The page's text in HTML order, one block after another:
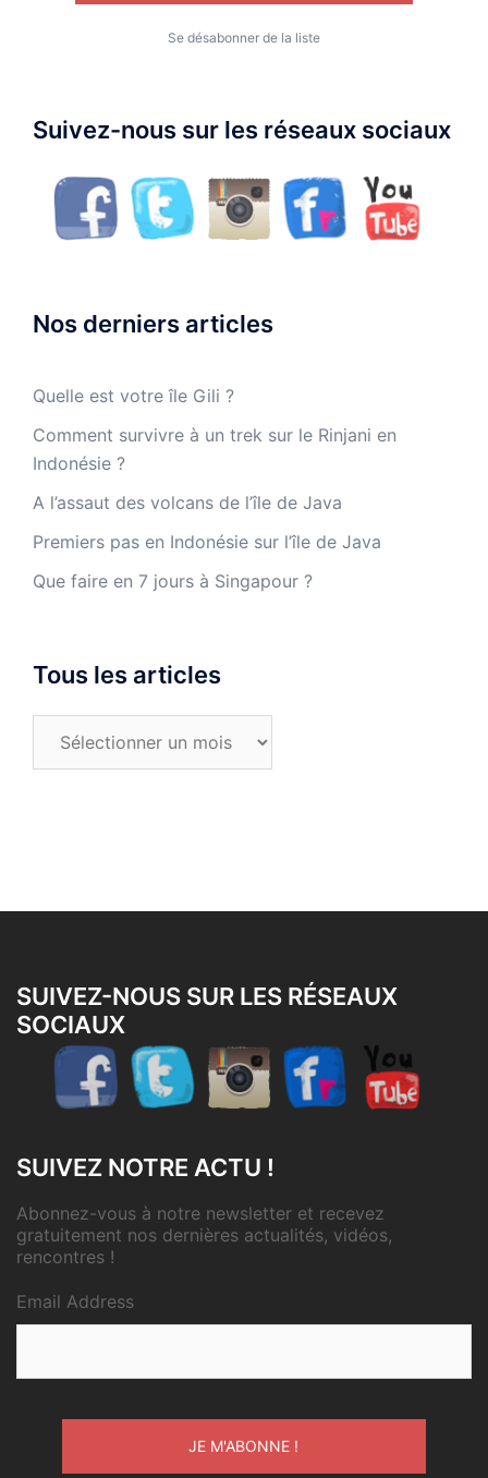
Se désabonner de la liste
Suivez-nous sur les réseaux sociaux
Nos derniers articles
Quelle est votre île Gili ?
Comment survivre à un trek sur le Rinjani en
Indonésie ?
A l’assaut des volcans de l’île de Java
Premiers pas en Indonésie sur l’île de Java
Que faire en 7 jours à Singapour ?
Tous les articles
SUIVEZ-NOUS SUR LES RÉSEAUX
SOCIAUX
SUIVEZ NOTRE ACTU !
Abonnez-vous à notre newsletter et recevez
gratuitement nos dernières actualités, vidéos,
rencontres !
Email Address